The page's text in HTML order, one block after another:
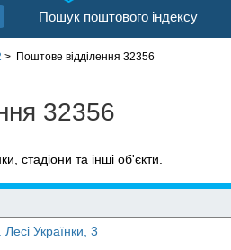
Пошук поштового індексу
> Поштове відділення 32356
32356
стадіони та інші об'єкти.
Українки, 3